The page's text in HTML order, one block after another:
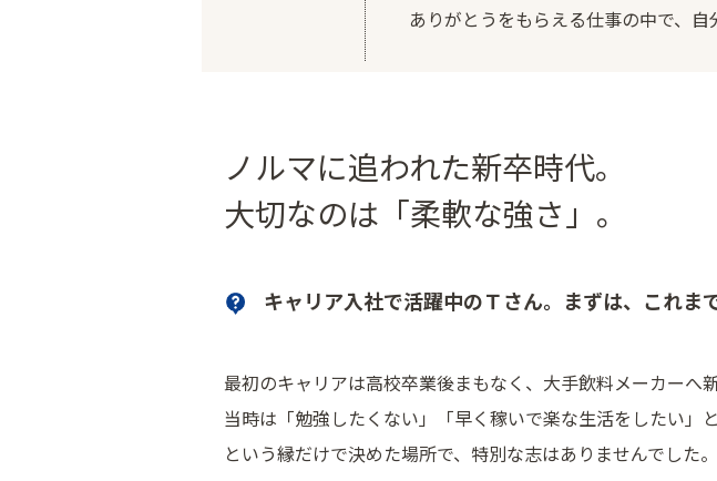
ありがとうをもらえる仕事の中で、
ノルマに追われた新卒時代。
大切なのは「柔軟な強さ」。
キャリア入社で活躍中のＴさん。まずは、これま
最初のキャリアは高校卒業後まもなく、大手飲料メーカーへ
当時は「勉強したくない」「早く稼いで楽な生活をしたい
という縁だけで決めた場所で、特別な志はありませんでした。